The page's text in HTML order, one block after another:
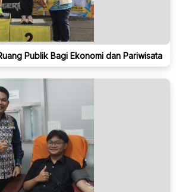
Publik Bagi Ekonomi dan Pariwisata